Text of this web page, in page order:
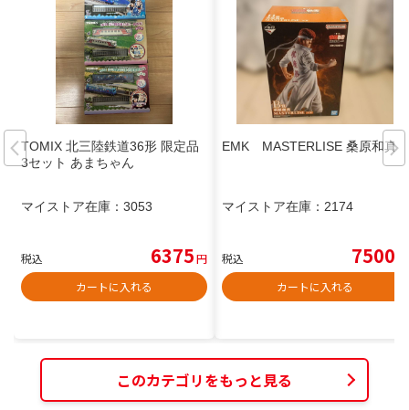
TOMIX 北三陸鉄道36形 限定品
3セット あまちゃん
マイストア在庫： 3053
税込 6375円
カートに入れる
EMK MASTERLISE 桑原和真
マイストア在庫： 2174
税込 7500
カートに入れる
このカテゴリをもっと見る